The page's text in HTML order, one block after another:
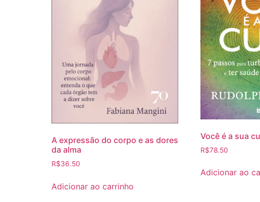
A expressão do corpo e as dores
da alma
R$36.50
Adicionar ao carrinho
Você é a sua
R$78.50
Adicionar ao